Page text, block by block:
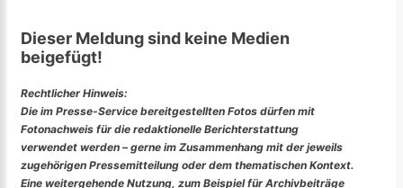
Dieser Meldung sind keine Medien
beigefügt!
Rechtlicher Hinweis:
Die im Presse-Service bereitgestellten Fotos dürfen mit
Fotonachweis für die redaktionelle Berichterstattung
verwendet werden – gerne im Zusammenhang mit der jeweils
zugehörigen Pressemitteilung oder dem thematischen Kontext.
Eine weitergehende Nutzung, zum Beispiel für Archivbeiträge